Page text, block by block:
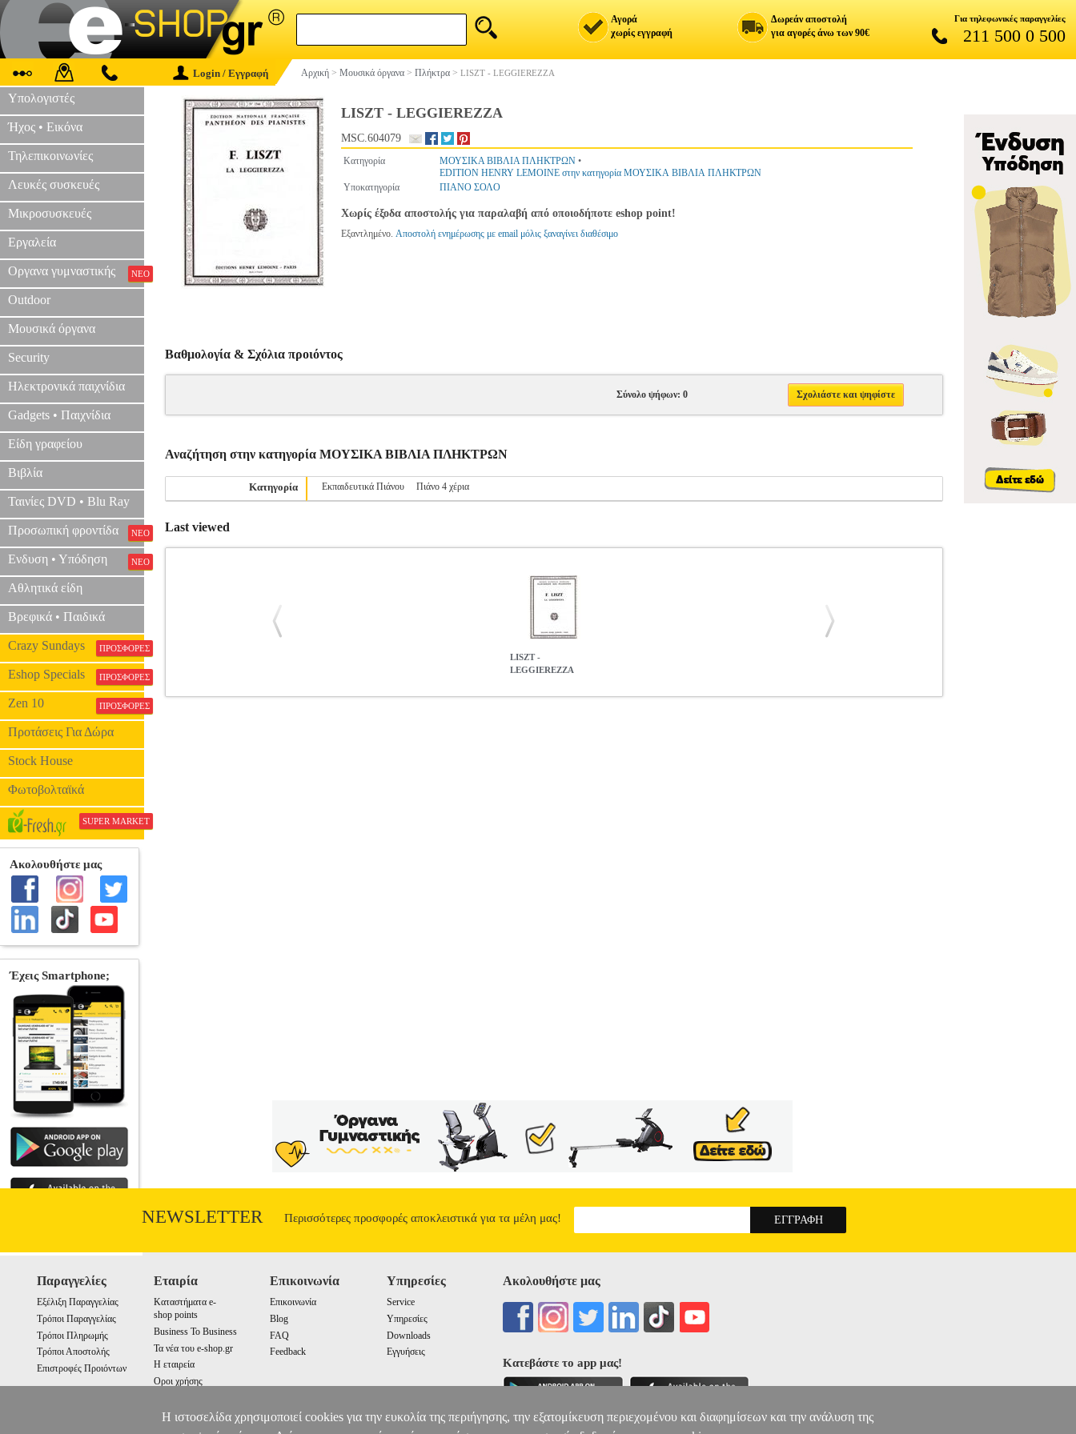
Αγορά
χωρίς εγγραφή
Δωρεάν αποστολή
για αγορές άνω των 90€
Για τηλεφωνικές παραγγελίες
211 500 0 500
Login / Εγγραφή Αρχική > Μουσικά όργανα > Πλήκτρα > LISZT - LEGGIEREZZA
Υπολογιστές
Ήχος • Εικόνα
Τηλεπικοινωνίες
Λευκές συσκευές
Μικροσυσκευές
Εργαλεία
Οργανα γυμναστικής ΝΕΟ
Outdoor
Μουσικά όργανα
Security
Ηλεκτρονικά παιχνίδια
Gadgets • Παιχνίδια
Είδη γραφείου
Βιβλία
Ταινίες DVD • Blu Ray
Προσωπική φροντίδα ΝΕΟ
Ενδυση • Υπόδηση ΝΕΟ
Αθλητικά είδη
Βρεφικά • Παιδικά
Crazy Sundays ΠΡΟΣΦΟΡΕΣ
Eshop Specials ΠΡΟΣΦΟΡΕΣ
Zen 10 ΠΡΟΣΦΟΡΕΣ
Προτάσεις Για Δώρα
Stock House
Φωτοβολταϊκά
SUPER MARKET
LISZT - LEGGIEREZZA
MSC.604079
Κατηγορία ΜΟΥΣΙΚΑ ΒΙΒΛΙΑ ΠΛΗΚΤΡΩΝ •
EDITION HENRY LEMOINE στην κατηγορία ΜΟΥΣΙΚΑ ΒΙΒΛΙΑ ΠΛΗΚΤΡΩΝ
Υποκατηγορία
ΠΙΑΝΟ ΣΟΛΟ
Χωρίς έξοδα αποστολής για παραλαβή από οποιοδήποτε eshop point!
Εξαντλημένο. Αποστολή ενημέρωσης με email μόλις ξαναγίνει διαθέσιμο
Βαθμολογία & Σχόλια προιόντος
Σύνολο ψήφων: 0 Σχολιάστε και ψηφίστε
Αναζήτηση στην κατηγορία ΜΟΥΣΙΚΑ ΒΙΒΛΙΑ ΠΛΗΚΤΡΩΝ
Κατηγορία Εκπαιδευτικά Πιάνου Πιάνο 4 χέρια
Last viewed
LISZT -
LEGGIEREZZA
NEWSLETTER Περισσότερες προσφορές αποκλειστικά για τα μέλη μας!
Παραγγελίες
Εξέλιξη Παραγγελίας
Τρόποι Παραγγελίας
Τρόποι Πληρωμής
Τρόποι Αποστολής
Επιστροφές Προιόντων
Εταιρία
Καταστήματα e-
shop points
Business To Business
Τα νέα του e-shop.gr
Η εταιρεία
Οροι χρήσης
Επικοινωνία
Επικοινωνία
Blog
FAQ
Feedback
Υπηρεσίες
Service
Υπηρεσίες
Downloads
Εγγυήσεις
Ακολουθήστε μας
Κατεβάστε το app μας!
Η ιστοσελίδα χρησιμοποιεί cookies για την ευκολία της περιήγησης, την εξατομίκευση περιεχομένου και διαφημίσεων και την ανάλυση της